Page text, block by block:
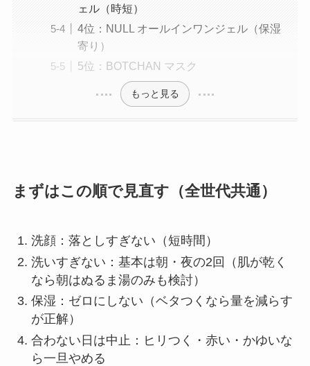
ェル（時短）
4位：NULL オールインワンジェル（保湿
寄り）
5位：BOTCHAN マスク
もっと見る
まずはこの順で見直す（全世代共通）
洗顔：落としすぎない（短時間）
洗いすぎない：基本は朝・夜の2回（肌が乾く
なら朝はぬるま湯のみも検討）
保湿：ゼロにしない（ベタつくなら量を減らす
が正解）
合わない日は中止：ヒリつく・赤い・かゆいな
ら一旦やめる